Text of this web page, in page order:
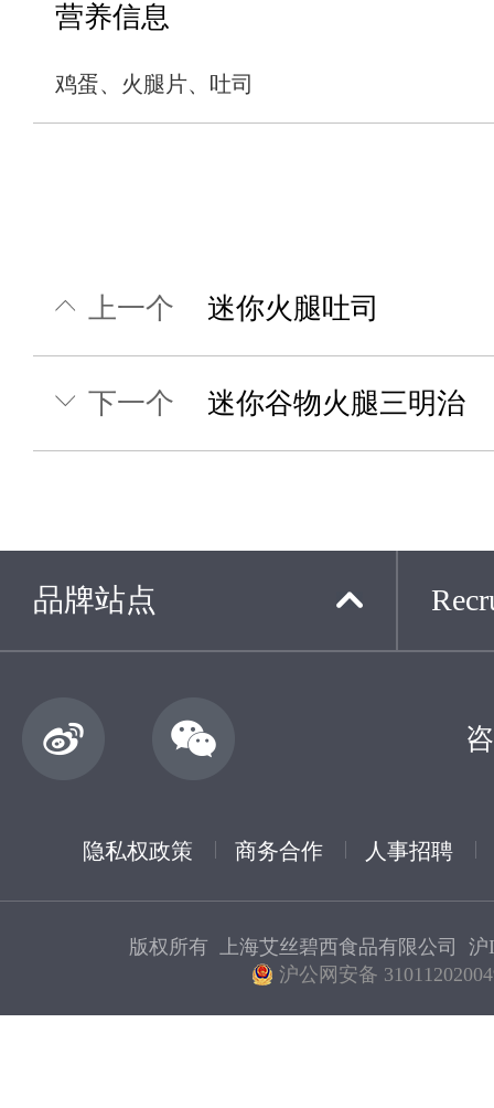
营养信息
鸡蛋、火腿片、吐司
上一个 迷你火腿吐司
下一个 迷你谷物火腿三明治
品牌站点
隐私权政策 商务合作 人事招聘
版权所有 上海艾丝碧西食品有限公司 沪
沪公网安备